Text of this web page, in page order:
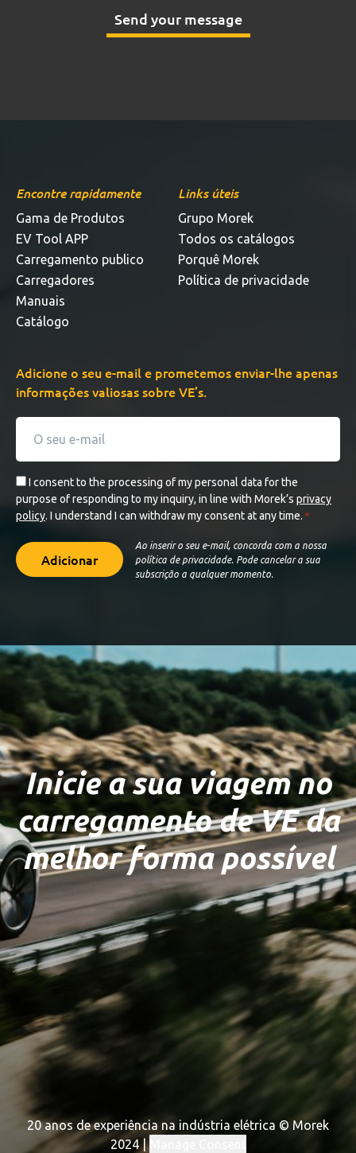
Send your message
Encontre rapidamente
Gama de Produtos
EV Tool APP
Carregamento publico
Carregadores
Manuais
Catálogo
Links úteis
Grupo Morek
Todos os catálogos
Porquê Morek
Política de privacidade
Adicione o seu e-mail e prometemos enviar-lhe apenas
informações valiosas sobre VE’s.
mail
*
Consent
*
I consent to the processing of my personal data for the
purpose of responding to my inquiry, in line with Morek’s privacy
policy. I understand I can withdraw my consent at any time. *
Adicionar
Ao inserir o seu e-mail, concorda com a nossa
política de privacidade. Pode cancelar a sua
subscrição a qualquer momento.
Inicie a sua viagem no
carregamento de VE da
melhor forma possível
20 anos de experiência na indústria elétrica © Morek
2024 |Manage Consent